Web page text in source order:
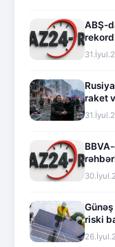
ABŞ-
raket
riski